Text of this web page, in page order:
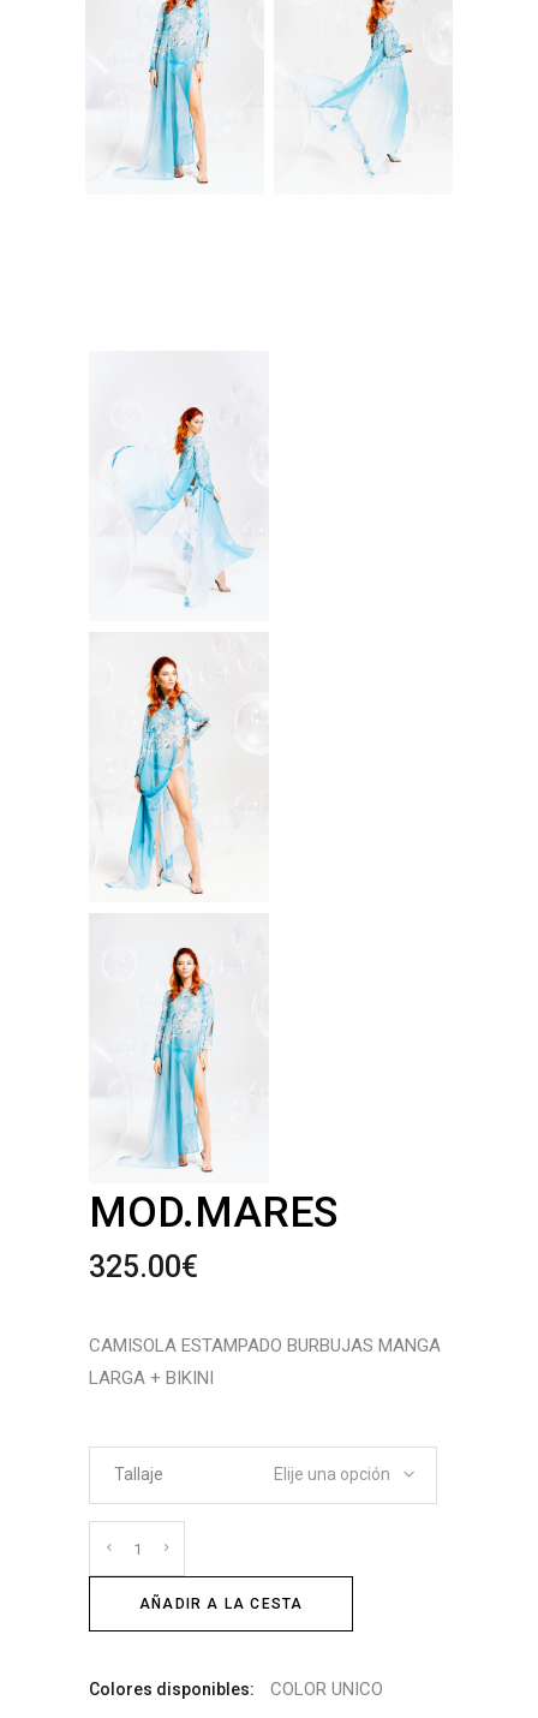
MOD.MARES
325.00€
CAMISOLA ESTAMPADO BURBUJAS MANGA
LARGA + BIKINI
Tallaje Elije una opción
Cantidad
AÑADIR A LA CESTA
Colores disponibles: COLOR UNICO